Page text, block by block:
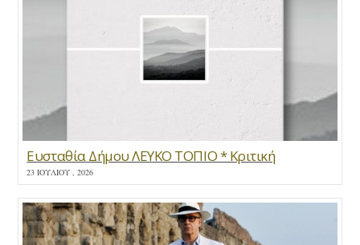
Ευσταθία Δήμου ΛΕΥΚΟ ΤΟΠΙΟ * Κριτική
23 ΙΟΥΛΊΟΥ , 2026